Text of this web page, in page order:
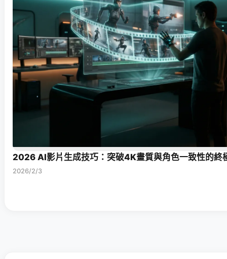
2026 AI影片生成技巧：突破4K畫質與角色一致性的終
2026/2/3